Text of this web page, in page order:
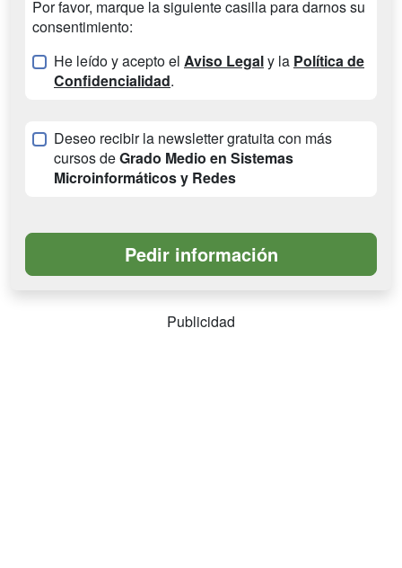
Por favor, marque la siguiente casilla para darnos su
consentimiento:
He leído y acepto el Aviso Legaly la Política de
Confidencialidad.
Deseo recibir la newsletter gratuita con más
cursos deGrado Medio en Sistemas
Microinformáticos y Redes
Publicidad